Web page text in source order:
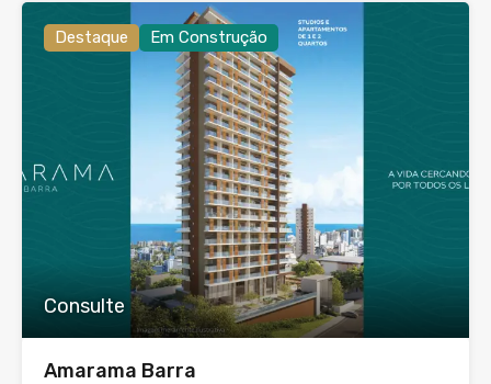
Destaque Em Construção
Consulte
Amarama Barra